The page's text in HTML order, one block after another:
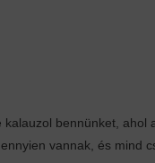
bennünket, ahol
vannak, és mind